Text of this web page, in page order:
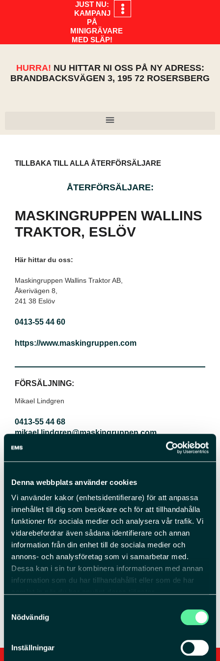
Denna webbplats använder cookies
Vi använder kakor (enhetsidentifierare) för att anpassa
innehållet till dig som besökare och för att tillhandahålla
funktioner för sociala medier och analysera vår trafik. Vi
vidarebefordrar även sådana identifierare och annan
information från din enhet till de sociala medier och
annons- och analysföretag som vi samarbetar med.
Dessa kan i sin tur kombinera informationen med annan
information som du har tillhandahållit eller som de har
Du kan ändra eller dra tillbaka ditt samtycke till cookie-
sekretesspolicy om vilka vi är, hur du kontaktar oss och
på vilket sätt vi behandlar personuppgifter. Ange ditt
Nödvändig
Inställningar
JUST NU:
KAMPANJ
PÅ
MINIGRÄVARE
MED SLÄP!
HURRA! NU HITTAR NI OSS PÅ NY ADRESS:
BRANDBACKSVÄGEN 3, 195 72 ROSERSBERG
TILLBAKA TILL ALLA ÅTERFÖRSÄLJARE
ÅTERFÖRSÄLJARE:
MASKINGRUPPEN WALLINS
TRAKTOR, ESLÖV
Här hittar du oss:
Maskingruppen Wallins Traktor AB,
Åkerivägen 8,
241 38 Eslöv
0413-55 44 60
https://www.maskingruppen.com
FÖRSÄLJNING:
Mikael Lindgren
0413-55 44 68
mikael.lindgren@maskingruppen.com
Paul Hansson
0413-34 59 13
paul.hansson@maskingruppen.com
Öppet 7-17
jimmy@maskingruppen.com